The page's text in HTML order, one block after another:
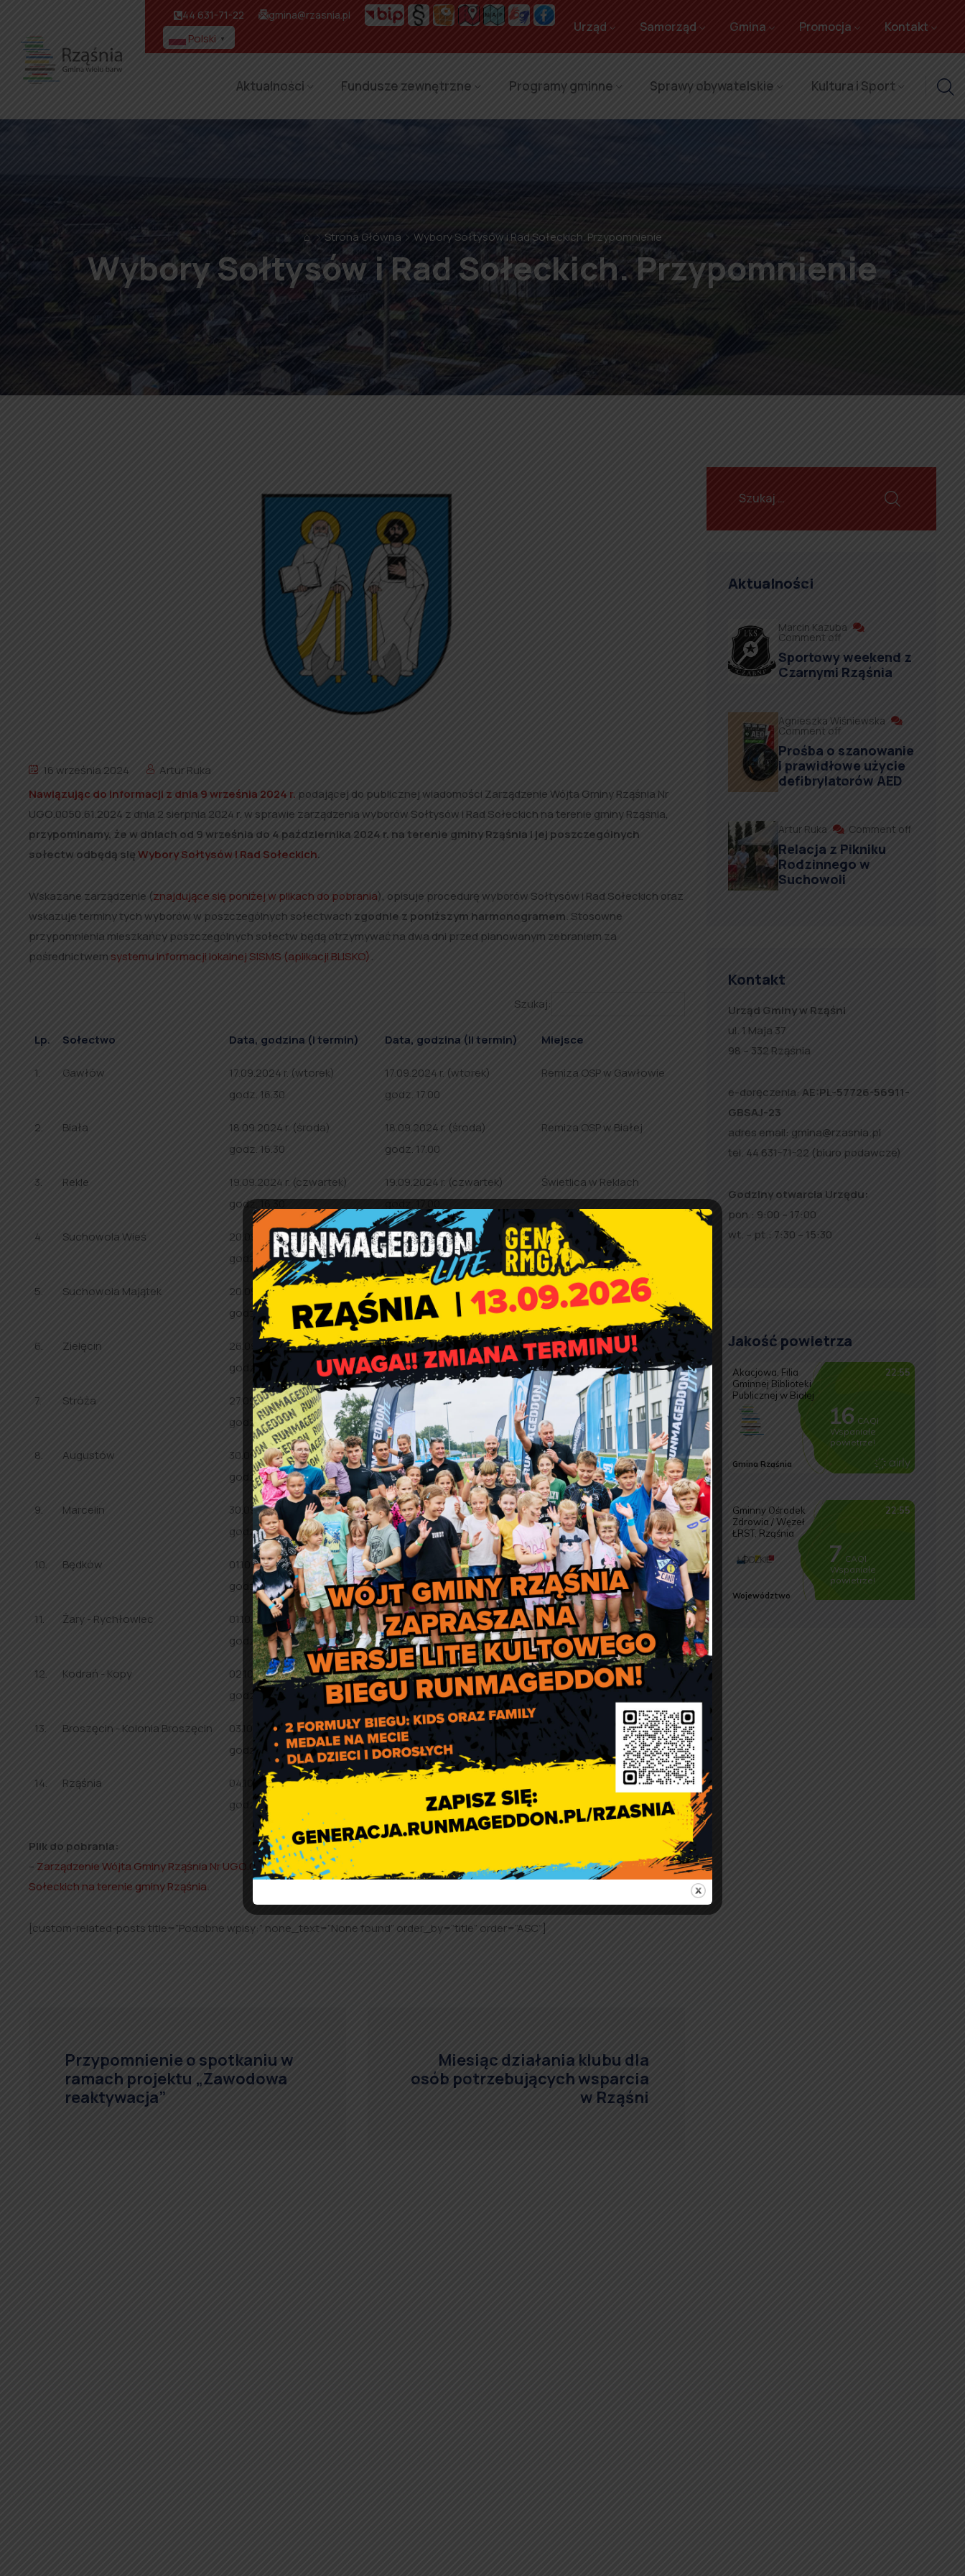
44 631-71-22 gmina@rzasnia.pl
Polski ▼
Urząd Samorząd Gmina Promocja Kontakt
Aktualności Fundusze zewnętrzne Programy gminne Sprawy obywatelskie Kultura i Sport
⌂ Strona Główna Wybory Sołtysów i Rad Sołeckich. Przypomnienie
Wybory Sołtysów i Rad Sołeckich. Przypomnienie
16 września 2024
Artur Ruka
Nawiązując do informacji z dnia 9 września 2024 r. podającej do publicznej wiadomości Zarządzenie Wójta Gminy Rząśnia Nr
UGO.0050.61.2024 z dnia 2 sierpnia 2024 r. w sprawie zarządzenia wyborów Sołtysów i Rad Sołeckich na terenie gminy Rząśnia,
przypominamy, że w dniach od 9 września do 4 października 2024 r. na terenie gminy Rząśnia i jej poszczególnych
sołectw odbędą sięWybory Sołtysów i Rad Sołeckich.
Wskazane zarządzenie (znajdujące się poniżej w plikach do pobrania), opisuje procedurę wyborów Sołtysów i Rad Sołeckich oraz
wskazuje terminy tych wyborów w poszczególnych sołectwach zgodnie z poniższym harmonogramem. Stosowne
przypomnienia mieszkańcy poszczególnych sołectw będą otrzymywać na dwa dni przed planowanym zebraniem za
pośrednictwem systemu informacji lokalnej SISMS (aplikacji BLISKO).
Szukaj:
Lp. Sołectwo Data, godzina (I termin) Data, godzina (II termin) Miejsce
1. Gawłów
17.09.2024 r. (wtorek)
godz. 16.30
17.09.2024 r. (wtorek)
godz. 17.00
Remiza OSP w Gawłowie
2. Biała
18.09.2024 r. (środa)
godz. 16.30
18.09.2024 r. (środa)
godz. 17.00
Remiza OSP w Białej
3. Rekle
19.09.2024 r. (czwartek)
godz. 16.30
19.09.2024 r. (czwartek)
godz. 17.00
Świetlica w Reklach
4. Suchowola Wieś
20.09.2024 r. (piątek)
godz. 16.30
20.09.2024 r. (piątek)
godz. 17.00
Remiza OSP w Suchowoli
5. Suchowola Majątek
20.09.2024 r. (piątek)
godz. 18.00
20.09.2024 r. (piątek)
godz. 18.30
Remiza OSP w Suchowoli
6. Zielęcin
26.09.2024 r. (czwartek)
godz. 16.30
26.09.2024 r. (czwartek)
godz. 17.00
Remiza OSP w Zielęcinie
7. Stróża
27.09.2024 r. (piątek)
godz. 16.30
27.09.2024 r. (piątek)
godz. 17.00
Remiza OSP w Stróży
8. Augustów
30.09.2024 r.(poniedziałek)
godz.16.30
30.09.2024 r. (poniedziałek)
godz. 17.00
Dom Pani Sołtys
9. Marcelin
30.09.2024 r. (poniedziałek)
godz. 18.00
30.09.2024 r. (poniedziałek)
Godz. 18.30
Budynek byłej szkoły
10. Będków
01.10.2024 r. (wtorek)
godz. 16.30
01.10.2024 r. (wtorek)
godz. 17.00
Świetlica w Będkowie
11. Żary - Rychłowiec
01.10.2024 r. (wtorek)
godz.18.00
01.10.2024 r. (wtorek)
godz. 18.30
Świetlica w Będkowie
12. Kodrań - Kopy
02.10.2024 r. (środa)
godz. 16.30
02.10.2024 r. (środa)
godz. 17.00
Świetlica w Kodraniu
13. Broszęcin - Kolonia Broszęcin
03.10.2024 r. (czwartek)
godz. 16.30
03.10.2024 r. (czwartek)
godz. 17.00
Remiza OSP w Broszęcinie
14. Rząśnia
04.10.2024 r. (piątek)
godz. 16.30
04.10.2024 r. (piątek)
godz. 17.00
Remiza OSP w Rząśni
Plik do pobrania:
– Zarządzenie Wójta Gminy Rząśnia Nr UGO.0050.61.2024 z dnia 2 sierpnia 2024 r. w sprawie arządzenia wyborów Sołtysów i Rad
Sołeckich na terenie gminy Rząśnia.
[custom-related-posts title=”Podobne wpisy:” none_text=”None found” order_by=”title” order=”ASC”]
Przypomnienie o spotkaniu w
ramach projektu „Zawodowa
reaktywacja”
Miesiąc działania klubu dla
osób potrzebujących wsparcia
w Rząśni
Aktualności
Marcin Kazuba
Comment off
Sportowy weekend z
Czarnymi Rząśnia
Agnieszka Wiśniewska
Comment off
Prośba o szanowanie
i prawidłowe użycie
defibrylatorów AED
Artur Ruka Comment off
Relacja z Pikniku
Rodzinnego w
Suchowoli
Kontakt
Urząd Gminy w Rząśni
ul. 1 Maja 37
98 – 332 Rząśnia
e-doręczenia: AE:PL-57726-56911-
GBSAJ-23
adres email: gmina@rzasnia.pl
tel. 44 631-71-22 (biuro podawcze)
Godziny otwarcia Urzędu:
pon.: 9:00 – 17:00
wt. – pt.: 7:30 – 15:30
Jakość powietrza